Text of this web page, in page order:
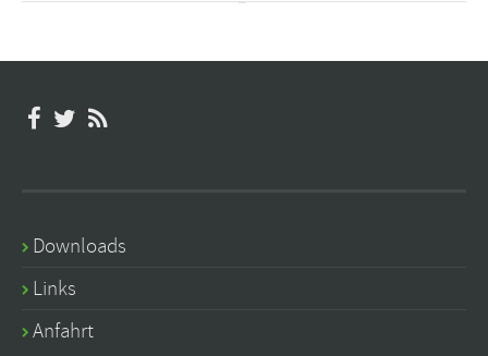
Downloads
Links
Anfahrt